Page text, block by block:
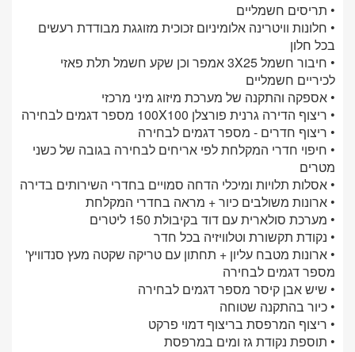
• תריסים חשמליים
• חלונות וויטרינה אלומיניום זכוכית מזוגגת מבודדת רעשים
בכל חלון
• חיבור חשמל 3X25 אמפר וכן שקע חשמל תלת פאזי
לכיריים חשמליים
• אספקה והתקנה של מערכת מיזוג מיני מרכזי
• ריצוף הדירה גרנית פורצלן 100X100 מספר דגמים לבחירה
• ריצוף חדרים - מספר דגמים לבחירה
• חיפוי חדרי המקלחת לפי אריחים לבחירה בגובה של כשני
מטרים
• אסלות תלויות ומיכלי הדחה סמויים בחדרי השירותים בדירה
• ארונות משולבים כיור + מראה בחדרי המקלחת
• מערכת סולארית עם דוד בקיבולת 150 ליטרים
• נקודת תקשורת וטלוויזיה בכל חדר
• ארונות מטבח עליון + תחתון עם טריקה שקטה מעץ סנדוויץ'
מספר דגמים לבחירה
• שיש אבן קיסר מספר דגמים לבחירה
• כיור בהתקנה שטוחה
• ריצוף המרפסת בריצוף דמוי פרקט
• תוספת נקודת גז ומים במרפסת